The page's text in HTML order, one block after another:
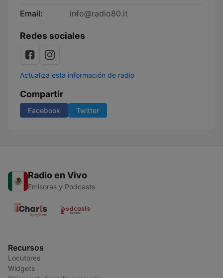
Email:
info@radio80.it
Redes sociales
Actualiza esta información de radio
Compartir
Facebook Twitter
Radio en Vivo
Emisoras y Podcasts
Recursos
Locutores
Widgets